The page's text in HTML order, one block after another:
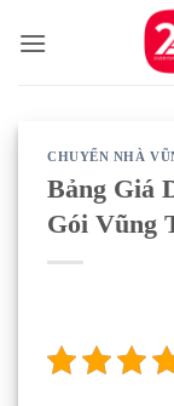
qua
CHUYỂN NHÀ
Bảng Giá
Gói Vũng